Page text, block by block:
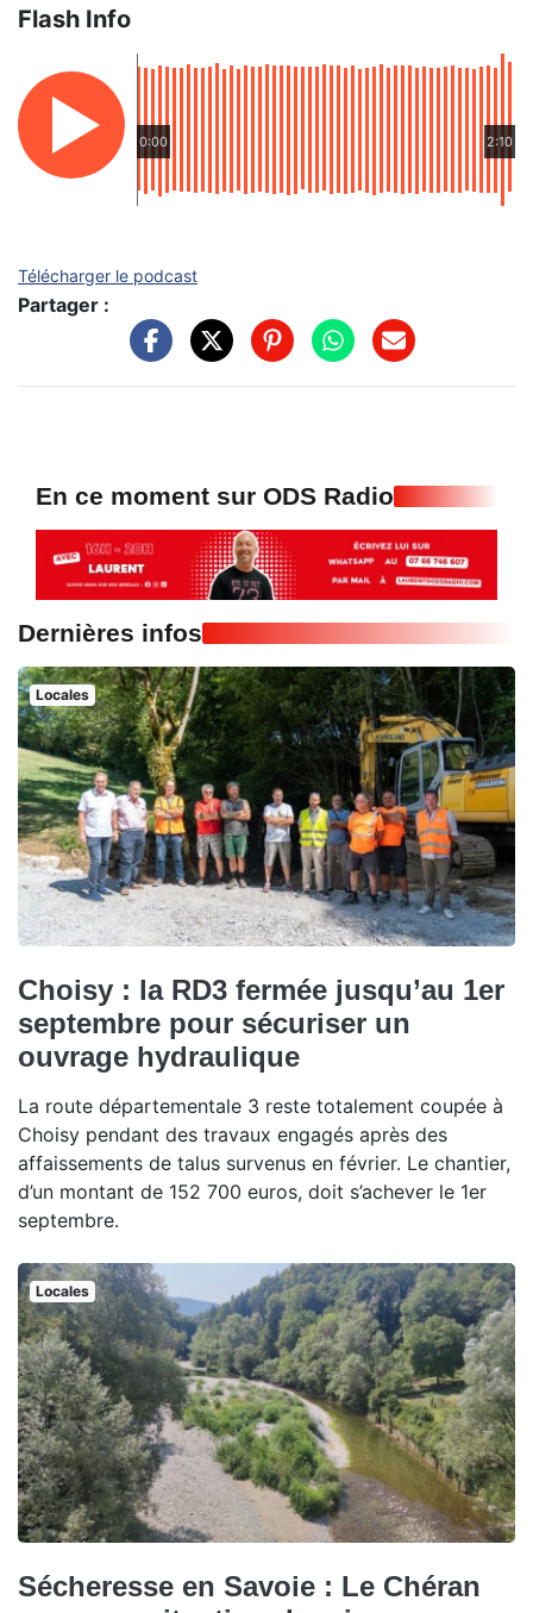
Flash Info
0:00 2:10
Télécharger le podcast
Partager :
En ce moment sur ODS Radio
Dernières infos
Locales
Choisy : la RD3 fermée jusqu’au 1er
septembre pour sécuriser un
ouvrage hydraulique
La route départementale 3 reste totalement coupée à
Choisy pendant des travaux engagés après des
affaissements de talus survenus en février. Le chantier,
d’un montant de 152 700 euros, doit s’achever le 1er
septembre.
Locales
Sécheresse en Savoie : Le Chéran